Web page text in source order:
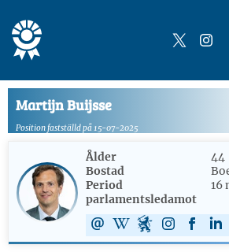
Martijn Buijsse
Position fastställd på 15-07-2025
Ålder
44
Bostad
Period
parlamentsledamot
16